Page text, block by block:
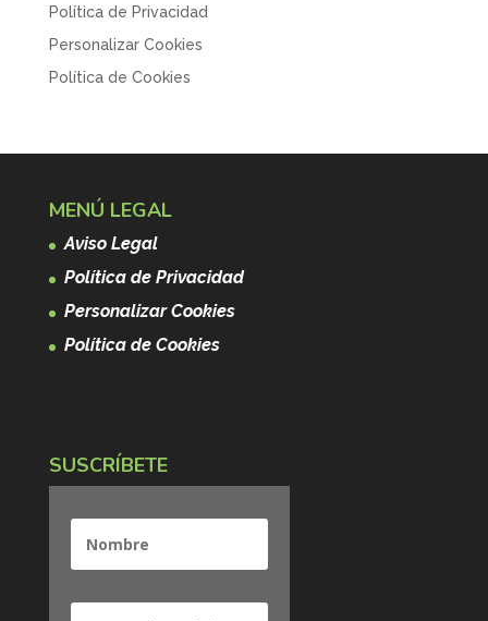
Política de Privacidad
Personalizar Cookies
Política de Cookies
MENÚ LEGAL
Aviso Legal
Política de Privacidad
Personalizar Cookies
Política de Cookies
SUSCRÍBETE